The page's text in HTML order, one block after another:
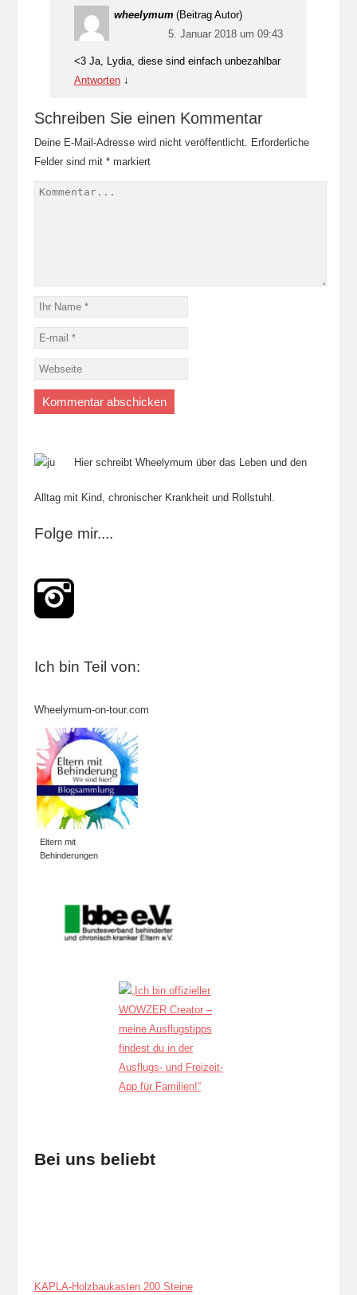
wheelymum (Beitrag Autor)
5. Januar 2018 um 09:43
<3 Ja, Lydia, diese sind einfach unbezahlbar
Antworten ↓
Schreiben Sie einen Kommentar
Deine E-Mail-Adresse wird nicht veröffentlicht. Erforderliche
Felder sind mit *markiert
Hier schreibt Wheelymum über das Leben und den
Alltag mit Kind, chronischer Krankheit und Rollstuhl.
Folge mir....
Ich bin Teil von:
Wheelymum-on-tour.com
Eltern mit
Behinderungen
Bei uns beliebt
KAPLA-Holzbaukasten 200 Steine